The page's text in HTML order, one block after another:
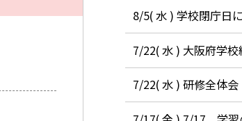
8/5( 水 ) 学校閉庁日
7/22( 水 ) 大阪府学
7/22( 水 ) 研修全体会